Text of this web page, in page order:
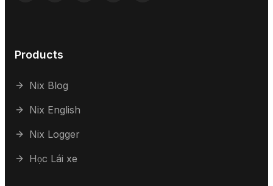
Products
Nix Blog
Nix English
Nix Logger
Học Lái xe